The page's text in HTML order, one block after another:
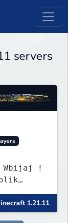
servers
Wbijaj !
na
1.21.11